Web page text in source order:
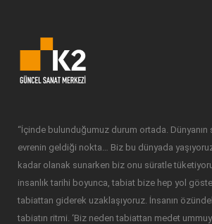
“İçinde bulunduğumuz durum ortada.
evrenin geldiği nokta… Biz bu dünyada
kadar olanak sunarken biz onu süratle
insanlık tarihi boyunca, tabiat bize hep yol
tabiattan giderek uzaklaşıyoruz. İnsanın
tabiatın ritmi. ‘Biz neden tabiattan medet